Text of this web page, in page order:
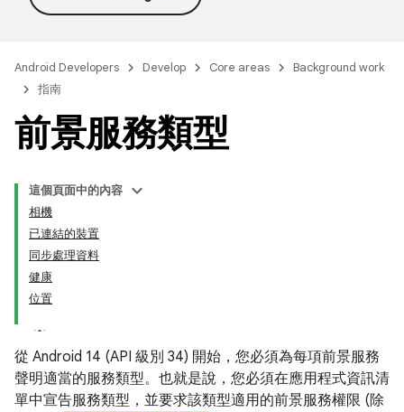
Android Developers Develop Core areas
Background work
指南
前景服務類型
這個頁面中的內容
相機
已連結的裝置
同步處理資料
健康
位置
從 Android 14 (API 級別 34) 開始，您必須為每項前景服務
聲明適當的服務類型。也就是說，您必須在應用程式資訊清
單中宣告服務類型，並要求該類型適用的前景服務權限 (除